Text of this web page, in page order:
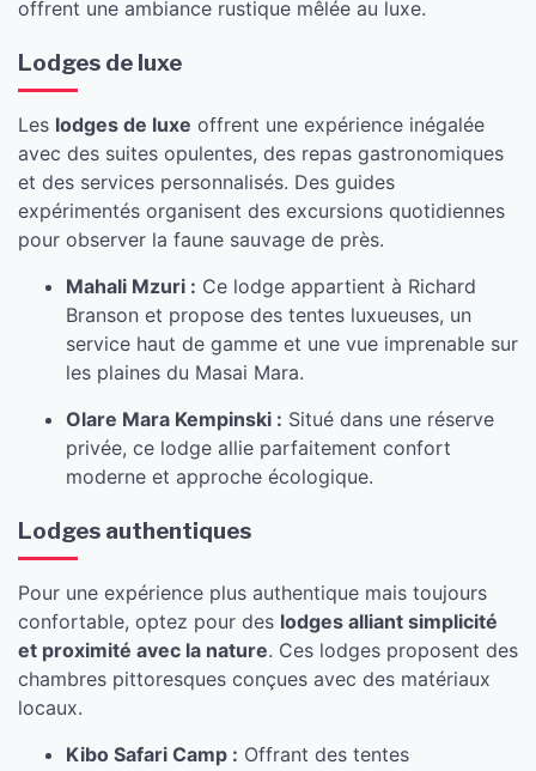
offrent une ambiance rustique mêlée au luxe.
Lodges de luxe
Les lodges de luxe offrent une expérience inégalée
avec des suites opulentes, des repas gastronomiques
et des services personnalisés. Des guides
expérimentés organisent des excursions quotidiennes
pour observer la faune sauvage de près.
Mahali Mzuri : Ce lodge appartient à Richard
Branson et propose des tentes luxueuses, un
service haut de gamme et une vue imprenable sur
les plaines du Masai Mara.
Olare Mara Kempinski : Situé dans une réserve
privée, ce lodge allie parfaitement confort
moderne et approche écologique.
Lodges authentiques
Pour une expérience plus authentique mais toujours
confortable, optez pour des lodges alliant simplicité
et proximité avec la nature. Ces lodges proposent des
chambres pittoresques conçues avec des matériaux
locaux.
Kibo Safari Camp : Offrant des tentes